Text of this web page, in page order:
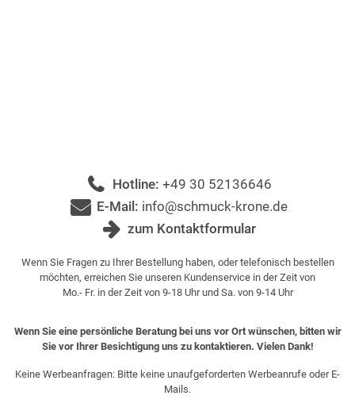
Hotline: +49 30 52136646
E-Mail: info@schmuck-krone.de
zum Kontaktformular
Wenn Sie Fragen zu Ihrer Bestellung haben, oder telefonisch bestellen
möchten, erreichen Sie unseren Kundenservice in der Zeit von
Mo.- Fr. in der Zeit von 9-18 Uhr und Sa. von 9-14 Uhr
Wenn Sie eine persönliche Beratung bei uns vor Ort wünschen, bitten wir
Sie vor Ihrer Besichtigung uns zu kontaktieren. Vielen Dank!
Keine Werbeanfragen: Bitte keine unaufgeforderten Werbeanrufe oder E-
Mails.